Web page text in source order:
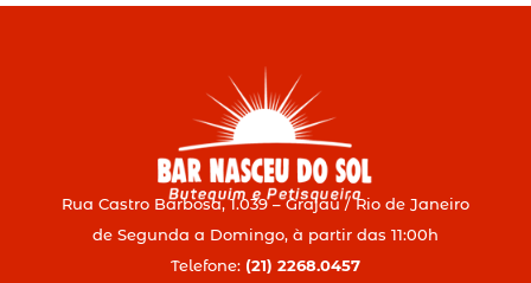
Rua Castro Barbosa, 1.039 – Grajaú / Rio de Janeiro
de Segunda a Domingo, à partir das 11:00h
Telefone: (21) 2268.0457